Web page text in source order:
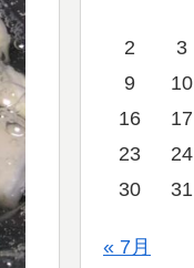
2
3
9
10
16
17
23
24
30
31
« 7月